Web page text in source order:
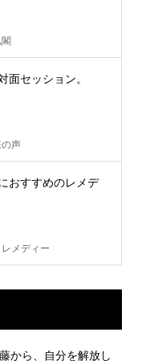
面セッション。
声
おすすめのレメデ
メディー
から、自分を解放し